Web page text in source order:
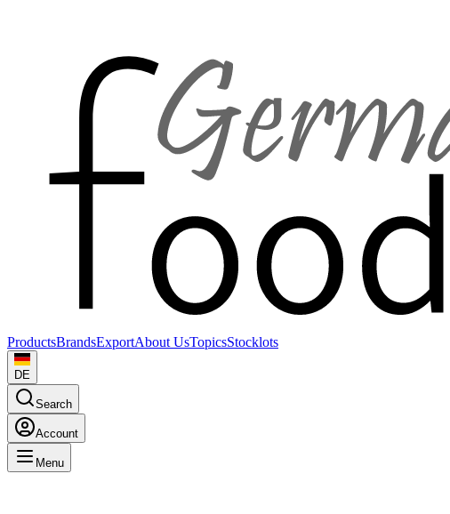
ProductsBrandsExportAbout UsTopicsStocklots
DE
Search
Account
Menu